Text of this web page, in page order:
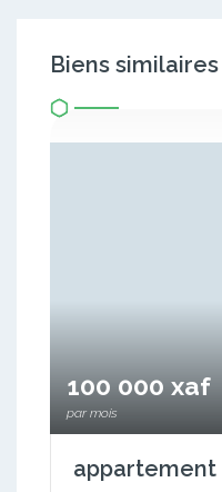
Biens similaires
100 000 xaf
par mois
appartement